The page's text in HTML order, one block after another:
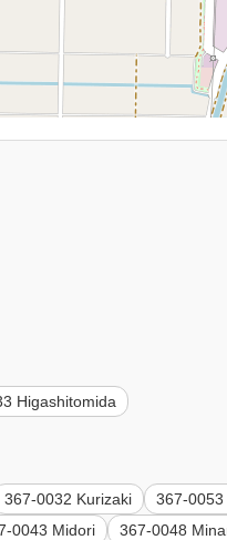
Higashitomida
367-0032 Kurizaki
367-0053
0043 Midori
367-0048